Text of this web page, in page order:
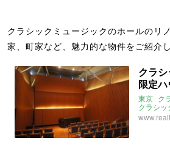
クラシックミュージックのホールのリ
家、町家など、魅力的な物件をご紹介し
クラ
限定ハ
東京 ク
クラシッ
コンサー
2016年